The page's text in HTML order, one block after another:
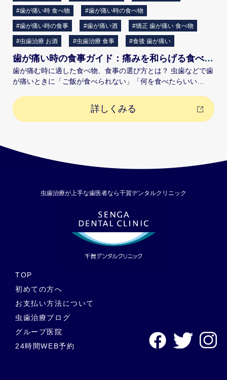
#歯が痛い時 食べ物 #歯が痛い時の食べ物
#歯が痛い時の食事 #歯が痛い酒 #矯正 歯が痛い 食べ物
#虫歯治療 お酒 #虫歯治療 食事 #食後 歯が痛い
歯が痛い時の食事ガイド：痛みを和らげる食べ物と避けるべき食事について解説
歯が痛む時に適した食べ物、食事の選び方とは？ 虫歯などで歯
が痛いときに「ご飯が食べられない」「何を食べたらいい
ます。 ここでは、歯が痛い時におすすめの食べ物や食事、歯が
痛いときに避けるべき食べ物や飲み物、矯正中や虫歯治療後の
食事の注意点などについて解説します。 歯が痛い時におすすめ
ないことが挙げられます。加えて、栄養価が高いものであれば
少量でもバランスをとりやすいでしょう。 具体的には、以下の
引き起こす心配も少ないでしょう。ただし、熱いものは刺激と
豆腐 など 柔らかく歯茎への刺激が少ないことに加えて、栄養
価も豊富。また、タンパク質やカルシウムが傷ついた組織の修
復を助けてくれるでしょう。 プロテインスムージー など 近
年では、ダイエットや健康食として取り入れている方もいらっ
味方となってくれます。ただし、柑橘類のフレーバーは避けた
方が良いでしょう。 歯が痛い時に避けるべき食べ物・飲み物と
は？ 歯の痛みを引き起こしたり、痛みを増長させてしまう可能
性のある食べ物・飲み物として、以下のようなものが挙げられ
ます。 糖分を多く含む食べ物・飲み物 ・キャンディー、チョ
コレート、ガム、ジュース 等 虫歯菌は糖分を栄養にして増殖
し、さらに歯を溶かす酸を作り出すとされるため、虫歯がより
進行してしまう可能性があります。キシリトール100%のガム
詳しくみる
虫歯治療が上手な歯医者なら千賀デンタルクリニック
TOP
初めての方へ
お支払い方法について
虫歯治療ブログ
グループ医院
24時間WEB予約